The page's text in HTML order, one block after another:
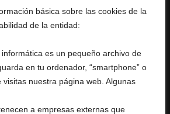
básica sobre las cookies de la
de la entidad:
es un pequeño archivo de
en tu ordenador, “smartphone” o
nuestra página web. Algunas
a empresas externas que